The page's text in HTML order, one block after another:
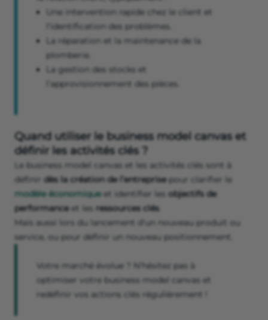
Une intervention rapide chez le client et
l’identification des problèmes.
La réparation et la maintenance de la
plomberie.
La gestion des stocks et
l’approvisionnement des pièces.
Quand utiliser le business model canvas et
définir les activités clés ?
Le business model canvas et les activités clés sont à
définir dès la création de l’entreprisepour clarifier le
modèle économiqueet identifier les objectifs de
performanceet les ressources clés.
Mais aussi lors du lancement d'un nouveau produit ou
service, ou pour définir un nouveau positionnement.
Votre marché évolue ? N’hésitez pas à
optimiser votre business model canvas et
redéfinir vos actions clés régulièrement !